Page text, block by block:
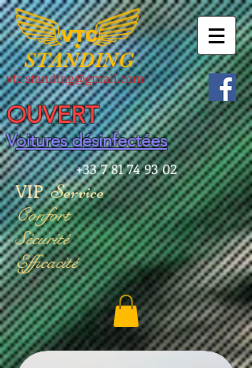
VTC
STANDING
vtc.standing@gmail.com
OUVERT
Voitures désinfectées
+33 7 81 74 93 02
​VIPService
Confort
Sécurité
Efficacité